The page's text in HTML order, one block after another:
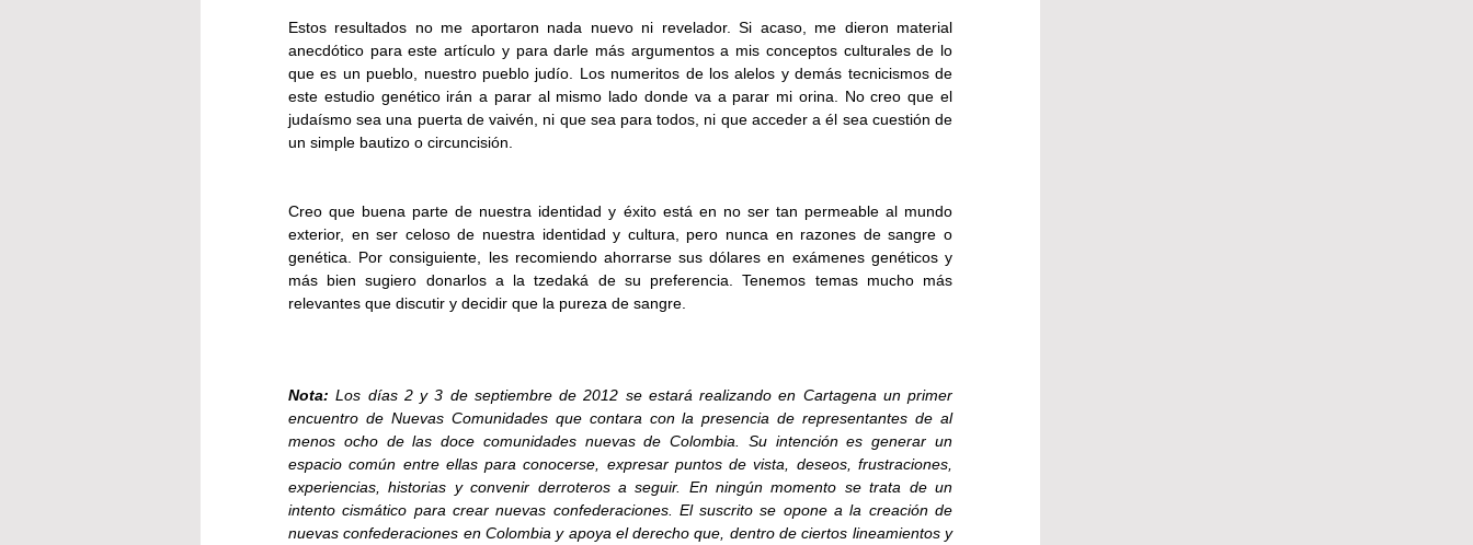
Estos resultados no me aportaron nada nuevo ni revelador. Si acaso, me dieron material
anecdótico para este artículo y para darle más argumentos a mis conceptos culturales de lo
que es un pueblo, nuestro pueblo judío. Los numeritos de los alelos y demás tecnicismos de
este estudio genético irán a parar al mismo lado donde va a parar mi orina. No creo que el
judaísmo sea una puerta de vaivén, ni que sea para todos, ni que acceder a él sea cuestión de
un simple bautizo o circuncisión.
Creo que buena parte de nuestra identidad y éxito está en no ser tan permeable al mundo
exterior, en ser celoso de nuestra identidad y cultura, pero nunca en razones de sangre o
genética. Por consiguiente, les recomiendo ahorrarse sus dólares en exámenes genéticos y
más bien sugiero donarlos a la tzedaká de su preferencia. Tenemos temas mucho más
relevantes que discutir y decidir que la pureza de sangre.
Nota: Los días 2 y 3 de septiembre de 2012 se estará realizando en Cartagena un primer
encuentro de Nuevas Comunidades que contara con la presencia de representantes de al
menos ocho de las doce comunidades nuevas de Colombia. Su intención es generar un
espacio común entre ellas para conocerse, expresar puntos de vista, deseos, frustraciones,
experiencias, historias y convenir derroteros a seguir. En ningún momento se trata de un
intento cismático para crear nuevas confederaciones. El suscrito se opone a la creación de
nuevas confederaciones en Colombia y apoya el derecho que, dentro de ciertos lineamientos y